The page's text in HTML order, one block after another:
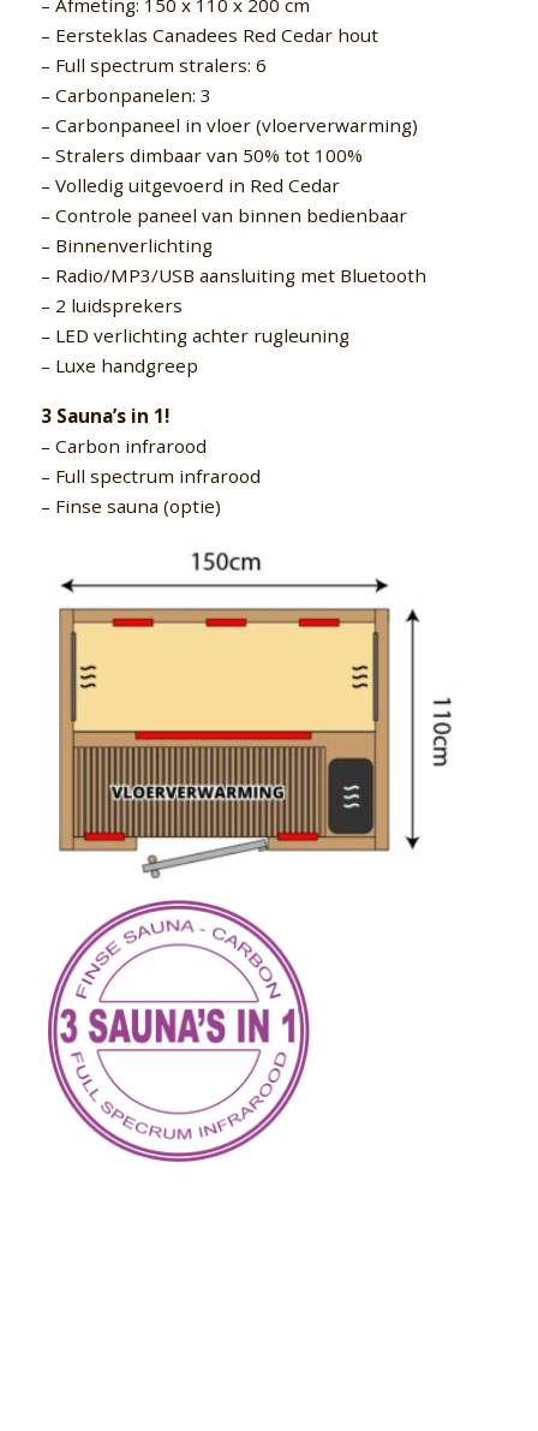
– Afmeting: 150 x 110 x 200 cm
– Eersteklas Canadees Red Cedar hout
– Full spectrum stralers: 6
– Carbonpanelen: 3
– Carbonpaneel in vloer (vloerverwarming)
– Stralers dimbaar van 50% tot 100%
– Volledig uitgevoerd in Red Cedar
– Controle paneel van binnen bedienbaar
– Binnenverlichting
– Radio/MP3/USB aansluiting met Bluetooth
– 2 luidsprekers
– LED verlichting achter rugleuning
– Luxe handgreep
3 Sauna’s in 1!
– Carbon infrarood
– Full spectrum infrarood
– Finse sauna (optie)